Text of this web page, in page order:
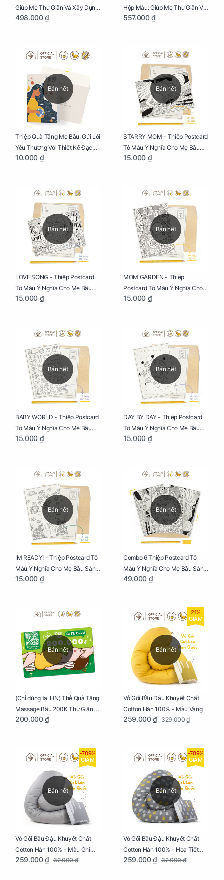
Giúp Mẹ Thư Giãn Và Xây Dựng
Thai Kỳ Chu Đáo
498.000 ₫
Hộp Màu: Giúp Mẹ Thư Giãn Và
Xây Dựng Thai Kỳ Chu Đáo
557.000 ₫
Bán hết
Thiệp Quà Tặng Mẹ Bầu: Gửi Lời
Yêu Thương Với Thiết Kế Đặc
Biệt Dành Riêng Cho Mẹ Bầu
10.000 ₫
Bán hết
STARRY MOM - Thiệp Postcard
Tô Màu Ý Nghĩa Cho Mẹ Bầu
Sáng Tạo, Thư Giãn Và Hạnh
15.000 ₫
Bán hết
LOVE SONG - Thiệp Postcard
Tô Màu Ý Nghĩa Cho Mẹ Bầu
Sáng Tạo, Thư Giãn Và Hạnh
15.000 ₫
Bán hết
MOM GARDEN - Thiệp
Postcard Tô Màu Ý Nghĩa Cho
Mẹ Bầu Sáng Tạo, Thư Giãn Và
15.000 ₫
Bán hết
BABY WORLD - Thiệp Postcard
Tô Màu Ý Nghĩa Cho Mẹ Bầu
Sáng Tạo, Thư Giãn Và Hạnh
15.000 ₫
Bán hết
DAY BY DAY - Thiệp Postcard
Tô Màu Ý Nghĩa Cho Mẹ Bầu
Sáng Tạo, Thư Giãn Và Hạnh
15.000 ₫
Bán hết
IM READY! - Thiệp Postcard Tô
Màu Ý Nghĩa Cho Mẹ Bầu Sáng
Tạo, Thư Giãn Và Hạnh Phúc
15.000 ₫
Bán hết
Combo 6 Thiệp Postcard Tô
Màu Ý Nghĩa Cho Mẹ Bầu Sáng
Tạo, Thư Giãn Và Hạnh Phúc
49.000 ₫
Bán hết
(Chỉ dùng tại HN) Thẻ Quà Tặng
Massage Bầu 200K Thư Giãn,
Tăng Tuần Hoàn Máu, Ngủ
200.000 ₫
Bán hết
21%
GIẢM
Vỏ Gối Bầu Đậu Khuyết Chất
Cotton Hàn 100% - Màu Vàng
259.000 ₫ 329.000 ₫
Bán hết
-709%
GIẢM
Vỏ Gối Bầu Đậu Khuyết Chất
Cotton Hàn 100% - Màu Ghi
Xám
259.000 ₫ 32.000 ₫
Bán hết
-709%
GIẢM
Vỏ Gối Bầu Đậu Khuyết Chất
Cotton Hàn 100% - Hoạ Tiết
Xương Cá
259.000 ₫ 32.000 ₫